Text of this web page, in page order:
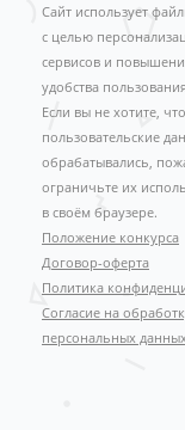
Сайт использует
с целью
сервисов и
удобства
Если вы не хотите,
пользовательские
обрабатывались,
ограничьте их
в своём браузере.
Положение конкурса
Договор-оферта
Политика
Согласие на
персональных